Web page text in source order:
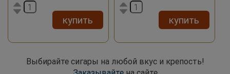
купить купить
Выбирайте сигары на любой вкус и крепость!